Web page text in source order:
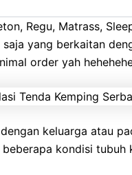
Regu, Matrass,
saja yang berkaitan
order yah
keluarga atau
kondisi